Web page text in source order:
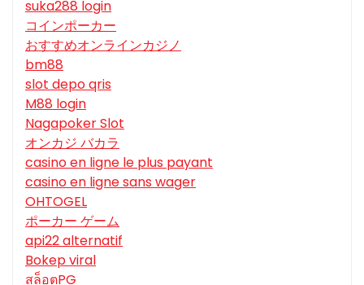
suka288 login
コインポーカー
おすすめオンラインカジノ
bm88
slot depo qris
M88 login
Nagapoker Slot
オンカジ バカラ
casino en ligne le plus payant
casino en ligne sans wager
OHTOGEL
ポーカー ゲーム
api22 alternatif
Bokep viral
สล็อตPG